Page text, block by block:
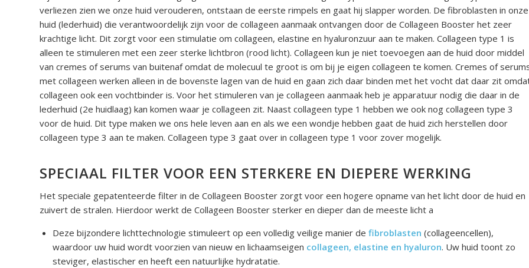
verliezen zien we onze huid verouderen, ontstaan de eerste rimpels en gaat hij slapper worden. De fibroblasten in onze
huid (lederhuid) die verantwoordelijk zijn voor de collageen aanmaak ontvangen door de Collageen Booster het zeer
krachtige licht. Dit zorgt voor een stimulatie om collageen, elastine en hyaluronzuur aan te maken. Collageen type 1 is
alleen te stimuleren met een zeer sterke lichtbron (rood licht). Collageen kun je niet toevoegen aan de huid door middel
van cremes of serums van buitenaf omdat de molecuul te groot is om bij je eigen collageen te komen. Cremes of
met collageen werken alleen in de bovenste lagen van de huid en gaan zich daar binden met het vocht dat daar zit
collageen ook een vochtbinder is. Voor het stimuleren van je collageen aanmaak heb je apparatuur nodig die daar in de
lederhuid (2e huidlaag) kan komen waar je collageen zit. Naast collageen type 1 hebben we ook nog collageen type 3
voor de huid. Dit type maken we ons hele leven aan en als we een wondje hebben gaat de huid zich herstellen door
collageen type 3 aan te maken. Collageen type 3 gaat over in collageen type 1 voor zover mogelijk.
SPECIAAL FILTER VOOR EEN STERKERE EN DIEPERE WERKING
Het speciale gepatenteerde filter in de Collageen Booster zorgt voor een hogere opname van het licht door de huid en
zuivert de stralen. Hierdoor werkt de Collageen Booster sterker en dieper dan de meeste licht a
Deze bijzondere lichttechnologie stimuleert op een volledig veilige manier de fibroblasten (collageencellen),
waardoor uw huid wordt voorzien van nieuw en lichaamseigen collageen, elastine en hyaluron. Uw huid toont zo
steviger, elastischer en heeft een natuurlijke hydratatie.